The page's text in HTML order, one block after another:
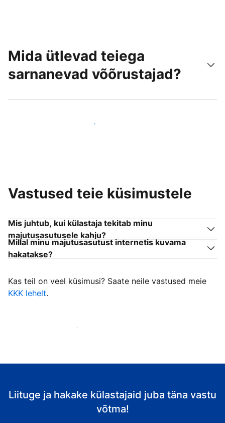
Mida ütlevad teiega
sarnanevad võõrustajad?
Liitu endaga sarnanevate võõrustajatega
Vastused teie küsimustele
Mis juhtub, kui külastaja tekitab minu
majutusasutusele kahju?
Millal minu majutusasutust internetis kuvama
hakatakse?
Kas teil on veel küsimusi? Saate neile vastused meie
KKK lehelt.
Alusta külastajate vastuvõtmist
Liituge ja hakake külastajaid juba täna vastu
võtma!